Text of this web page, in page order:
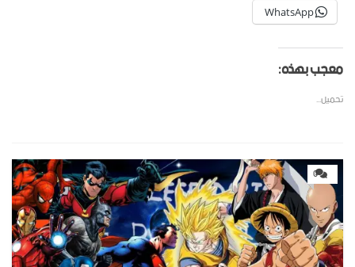
WhatsApp
معجب بهذه:
تحميل...
0